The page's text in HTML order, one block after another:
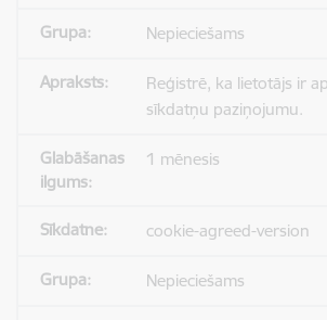
Nepieciešams
Reģistrē, ka lietotājs ir
sīkdatņu paziņojumu.
1 mēnesis
cookie-agreed-version
Nepieciešams